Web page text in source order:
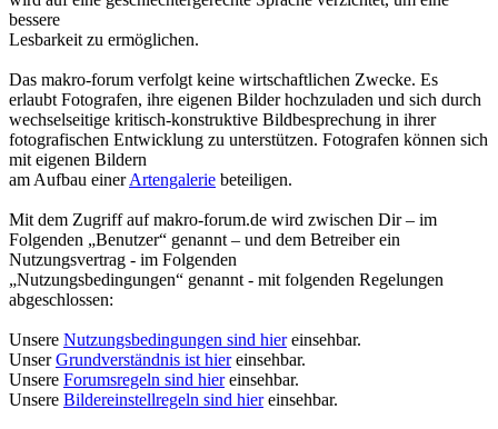
bessere
Lesbarkeit zu ermöglichen.
Das makro-forum verfolgt keine wirtschaftlichen Zwecke. Es
erlaubt Fotografen, ihre eigenen Bilder hochzuladen und sich durch
wechselseitige kritisch-konstruktive Bildbesprechung in ihrer
fotografischen Entwicklung zu unterstützen. Fotografen können sich
mit eigenen Bildern
am Aufbau einerArtengalerie beteiligen.
Mit dem Zugriff auf makro-forum.de wird zwischen Dir – im
Folgenden „Benutzer“ genannt – und dem Betreiber ein
Nutzungsvertrag - im Folgenden
„Nutzungsbedingungen“ genannt - mit folgenden Regelungen
abgeschlossen:
Unsere Nutzungsbedingungen sind hiereinsehbar.
UnserGrundverständnis ist hiereinsehbar.
Unsere Forumsregeln sind hiereinsehbar.
Unsere Bildereinstellregeln sind hiereinsehbar.